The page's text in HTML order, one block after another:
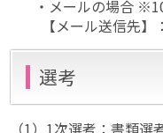
・メールの場合 ※10
【メール送信先】
選考